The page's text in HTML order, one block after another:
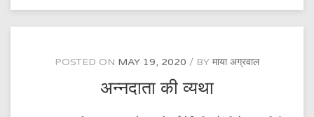
POSTED ON MAY 19, 2020 BY माया अग्रवाल
अन्नदाता की व्यथा